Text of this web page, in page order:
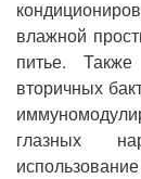
влажной
питье.
вторичных
глазных